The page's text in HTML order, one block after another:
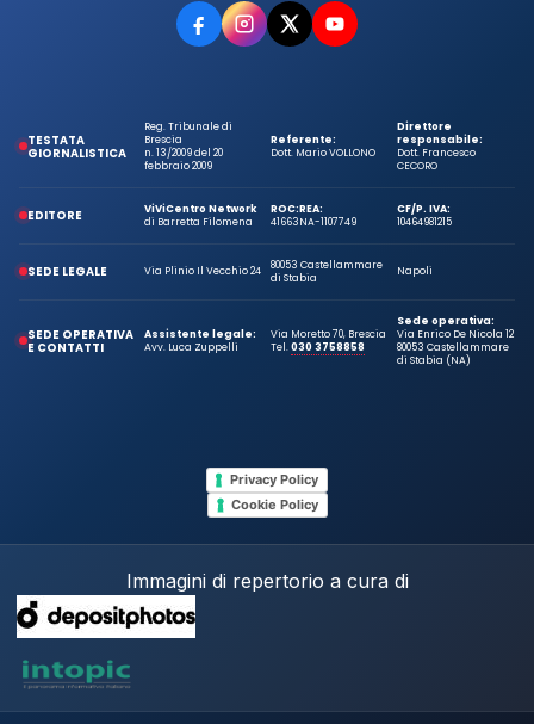
TESTATA
GIORNALISTICA
Reg. Tribunale di
Brescia
n. 13/2009 del 20
febbraio 2009
Referente:
Dott. Mario VOLLONO
Direttore
responsabile:
Dott. Francesco
CECORO
EDITORE
ViViCentro Network
di Barretta Filomena
ROC:
41663
REA:
NA-1107749
CF/P. IVA:
10464981215
SEDE LEGALE Via Plinio Il Vecchio 24
80053 Castellammare
di Stabia
Napoli
SEDE OPERATIVA
E CONTATTI
Assistente legale:
Avv. Luca Zuppelli
Via Moretto 70, Brescia
Tel.030 3758858
Sede operativa:
Via Enrico De Nicola 12
80053 Castellammare
di Stabia (NA)
Privacy Policy
Cookie Policy
Immagini di repertorio a cura di